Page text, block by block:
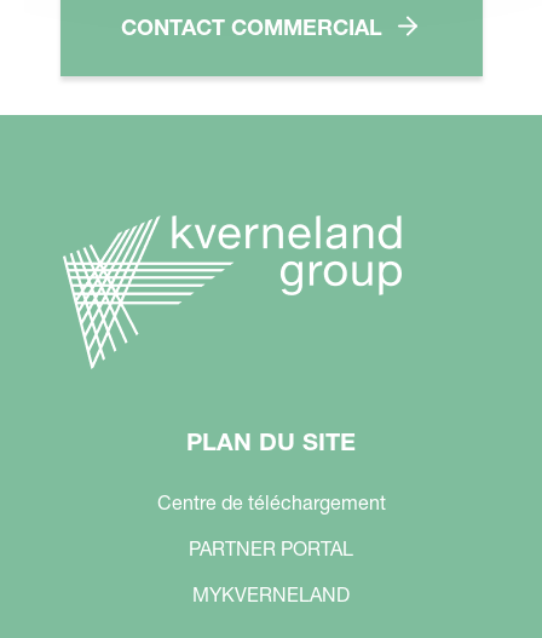
CONTACT COMMERCIAL
PLAN DU SITE
Centre de téléchargement
PARTNER PORTAL
MYKVERNELAND